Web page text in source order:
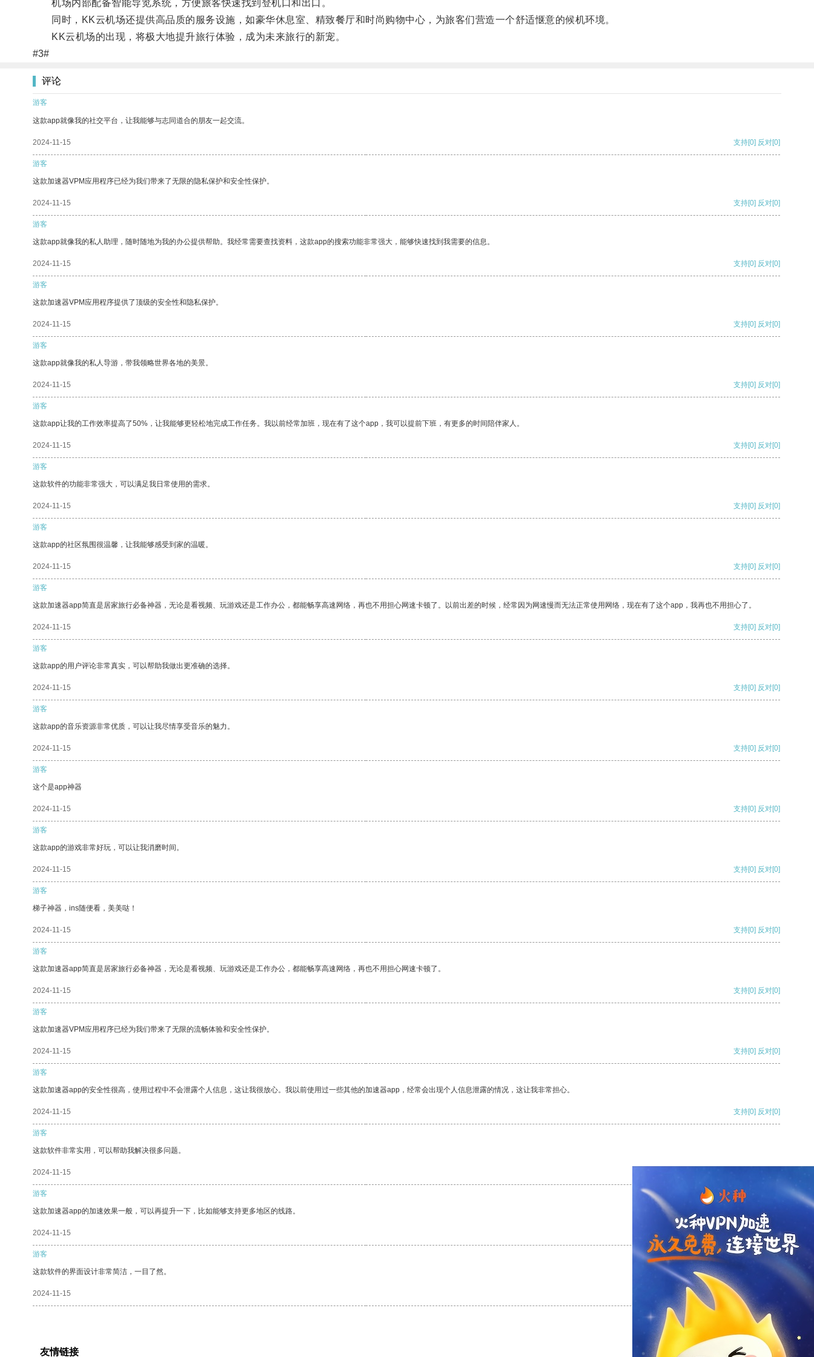
机场内部配备智能导览系统，方便旅客快速找到登机口和出口。
同时，KK云机场还提供高品质的服务设施，如豪华休息室、精致餐厅和时尚购物中心，为旅客们营造一个舒适惬意的候机环境。
KK云机场的出现，将极大地提升旅行体验，成为未来旅行的新宠。
#3#
评论
游客
这款app就像我的社交平台，让我能够与志同道合的朋友一起交流。
2024-11-15 支持[0] 反对[0]
游客
这款加速器VPM应用程序已经为我们带来了无限的隐私保护和安全性保护。
2024-11-15 支持[0] 反对[0]
游客
这款app就像我的私人助理，随时随地为我的办公提供帮助。我经常需要查找资料，这款app的搜索功能非常强大，能够快速找到我需要的信息。
2024-11-15 支持[0] 反对[0]
游客
这款加速器VPM应用程序提供了顶级的安全性和隐私保护。
2024-11-15 支持[0] 反对[0]
游客
这款app就像我的私人导游，带我领略世界各地的美景。
2024-11-15 支持[0] 反对[0]
游客
这款app让我的工作效率提高了50%，让我能够更轻松地完成工作任务。我以前经常加班，现在有了这个app，我可以提前下班，有更多的时间陪伴家人。
2024-11-15 支持[0] 反对[0]
游客
这款软件的功能非常强大，可以满足我日常使用的需求。
2024-11-15 支持[0] 反对[0]
游客
这款app的社区氛围很温馨，让我能够感受到家的温暖。
2024-11-15 支持[0] 反对[0]
游客
这款加速器app简直是居家旅行必备神器，无论是看视频、玩游戏还是工作办公，都能畅享高速网络，再也不用担心网速卡顿了。以前出差的时候，经常因为网速慢而无法正常使用网络，现在有了这个app，我再也不用担心了。
2024-11-15 支持[0] 反对[0]
游客
这款app的用户评论非常真实，可以帮助我做出更准确的选择。
2024-11-15 支持[0] 反对[0]
游客
这款app的音乐资源非常优质，可以让我尽情享受音乐的魅力。
2024-11-15 支持[0] 反对[0]
游客
这个是app神器
2024-11-15 支持[0] 反对[0]
游客
这款app的游戏非常好玩，可以让我消磨时间。
2024-11-15 支持[0] 反对[0]
游客
梯子神器，ins随便看，美美哒！
2024-11-15 支持[0] 反对[0]
游客
这款加速器app简直是居家旅行必备神器，无论是看视频、玩游戏还是工作办公，都能畅享高速网络，再也不用担心网速卡顿了。
2024-11-15 支持[0] 反对[0]
游客
这款加速器VPM应用程序已经为我们带来了无限的流畅体验和安全性保护。
2024-11-15 支持[0] 反对[0]
游客
这款加速器app的安全性很高，使用过程中不会泄露个人信息，这让我很放心。我以前使用过一些其他的加速器app，经常会出现个人信息泄露的情况，这让我非常担心。
2024-11-15 支持[0] 反对[0]
游客
这款软件非常实用，可以帮助我解决很多问题。
2024-11-15
游客
这款加速器app的加速效果一般，可以再提升一下，比如能够支持更多地区的线路。
2024-11-15 支持 [0] 反对 [0]
游客
这款软件的界面设计非常简洁，一目了然。
2024-11-15 支持
友情链接